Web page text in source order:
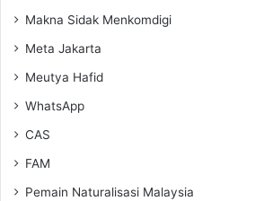
Makna Sidak Menkomdigi
Meta Jakarta
Meutya Hafid
WhatsApp
CAS
FAM
Pemain Naturalisasi Malaysia